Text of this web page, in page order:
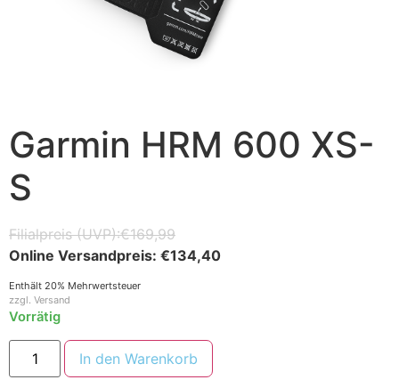
Garmin HRM 600 XS-
S
€169,99
€134,40
Enthält 20% Mehrwertsteuer
zzgl. Versand
Vorrätig
In den Warenkorb